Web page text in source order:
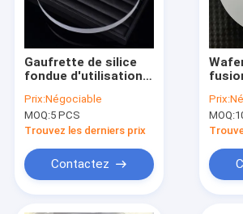
Gaufrette de silice
fondue d'utilisation
avec bas CTE pour la
lithographie UV
Prix:Négociable
MOQ:5 PCS
Trouvez les derniers prix
Contactez
la
Prix:
MOQ: